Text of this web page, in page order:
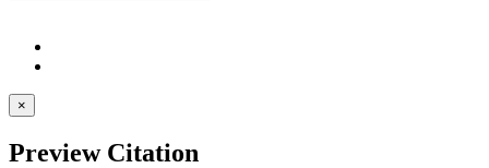
×
Preview Citation